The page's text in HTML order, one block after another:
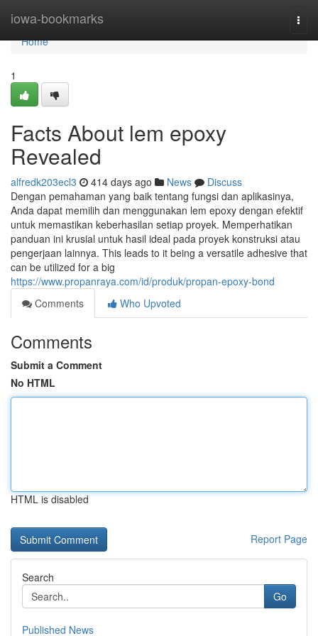
iowa-bookmarks
Home
Home
1
Facts About lem epoxy
Revealed
alfredk203ecl3 414 days ago News
Discuss
Dengan pemahaman yang baik tentang fungsi dan aplikasinya,
Anda dapat memilih dan menggunakan lem epoxy dengan efektif
untuk memastikan keberhasilan setiap proyek. Memperhatikan
panduan ini krusial untuk hasil ideal pada proyek konstruksi atau
pengerjaan lainnya. This leads to it being a versatile adhesive that
can be utilized for a big
https://www.propanraya.com/id/produk/propan-epoxy-bond
Comments
Who Upvoted
Comments
Submit a Comment
No HTML
HTML is disabled
Report Page
Search
Go
Published News